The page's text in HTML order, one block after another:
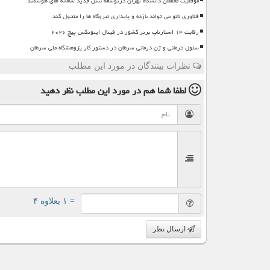
فناوری نانو می تواند بازده و پایداری نیروگاه ها را متحول کند
رقابت ۱۴ استارتاپ برتر کشور در فینال اینوتکس پیچ ۲۰۲۶
سلول درمانی و ژن درمانی سرطان در دستور کار پژوهشگاه ملی سرطان
نظرات بینندگان در مورد این مطلب
لطفا شما همدر مورد این مطلبنظر دهید
= ۱ بعلاوه ۴
ارسال نظر